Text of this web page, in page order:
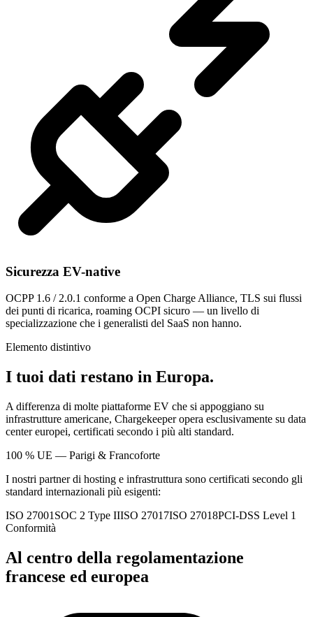
Sicurezza EV-native
OCPP 1.6 / 2.0.1 conforme a Open Charge Alliance, TLS sui flussi
dei punti di ricarica, roaming OCPI sicuro — un livello di
specializzazione che i generalisti del SaaS non hanno.
Elemento distintivo
I tuoi dati restano in Europa.
A differenza di molte piattaforme EV che si appoggiano su
infrastrutture americane, Chargekeeper opera esclusivamente su data
center europei, certificati secondo i più alti standard.
100 % UE — Parigi & Francoforte
I nostri partner di hosting e infrastruttura sono certificati secondo gli
standard internazionali più esigenti:
ISO 27001 SOC 2 Type IIISO 27017ISO 27018PCI-DSS Level 1
Conformità
Al centro della regolamentazione
francese ed europea